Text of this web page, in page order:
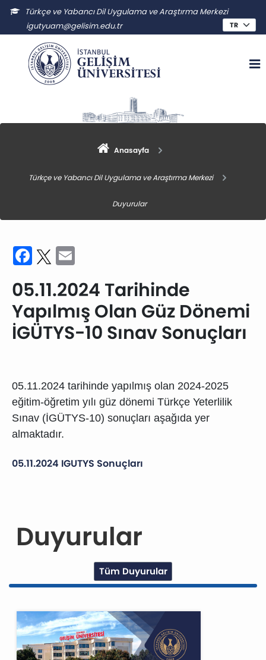
Türkçe ve Yabancı Dil Uygulama ve Araştırma Merkezi
igutyuam@gelisim.edu.tr
Anasayfa
Türkçe ve Yabancı Dil Uygulama ve Araştırma Merkezi
Duyurular
Facebook
Twitter
05.11.2024 Tarihinde
Yapılmış Olan Güz Dönemi
İGÜTYS-10 Sınav Sonuçları
05.11.2024 tarihinde yapılmış olan 2024-2025
eğitim-öğretim yılı güz dönemi Türkçe Yeterlilik
Sınav (İGÜTYS-10) sonuçları aşağıda yer
almaktadır.
05.11.2024 IGUTYS Sonuçları
Duyurular
Tüm Duyurular